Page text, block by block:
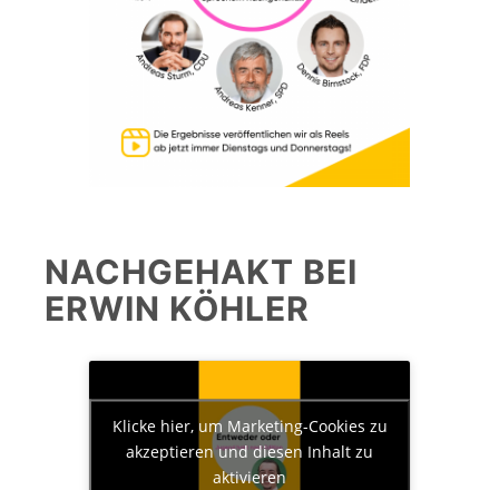
NACHGEHAKT BEI
ERWIN KÖHLER
Klicke hier, um Marketing-Cookies zu
akzeptieren und diesen Inhalt zu
aktivieren